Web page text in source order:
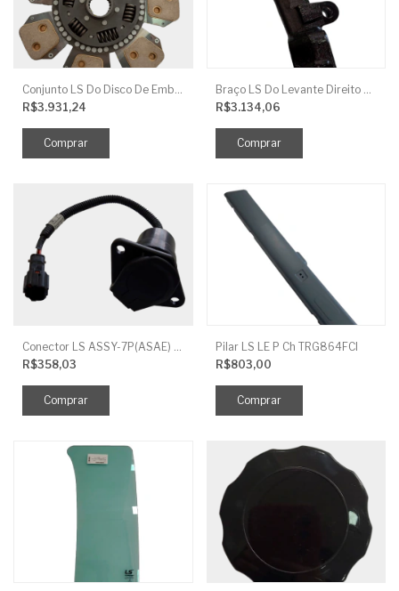
R$3.931,24
R$3.134,06
R$358,03
Pilar LS LE P Ch TRG864FCI
R$803,00